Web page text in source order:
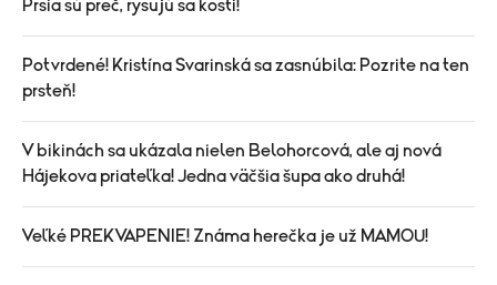
Prsia sú preč, rysujú sa kosti!
Potvrdené! Kristína Svarinská sa zasnúbila: Pozrite na ten
prsteň!
V bikinách sa ukázala nielen Belohorcová, ale aj nová
Hájekova priateľka! Jedna väčšia šupa ako druhá!
Veľké PREKVAPENIE! Známa herečka je už MAMOU!